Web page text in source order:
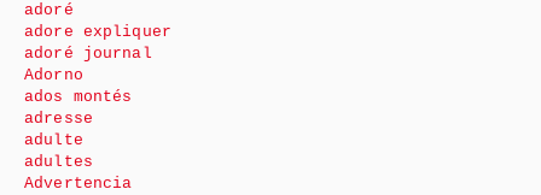
adoré
adore expliquer
adoré journal
Adorno
ados montés
adresse
adulte
adultes
Advertencia